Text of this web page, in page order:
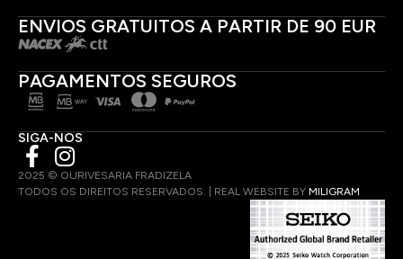
ENVIOS GRATUITOS A PARTIR DE 90 EUR
PAGAMENTOS SEGUROS
SIGA-NOS
2025 © OURIVESARIA FRADIZELA
TODOS OS DIREITOS RESERVADOS. | REAL WEBSITE BY MILIGRAM